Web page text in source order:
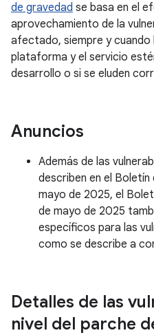
de gravedad se basa en el
aprovechamiento de la
afectado, siempre y cuando
plataforma y el servicio
desarrollo o si se eluden
Anuncios
Además de las
describen en el Boletín
mayo de 2025, el
de mayo de 2025
específicos para las
como se describe a
Detalles de las
nivel del parche